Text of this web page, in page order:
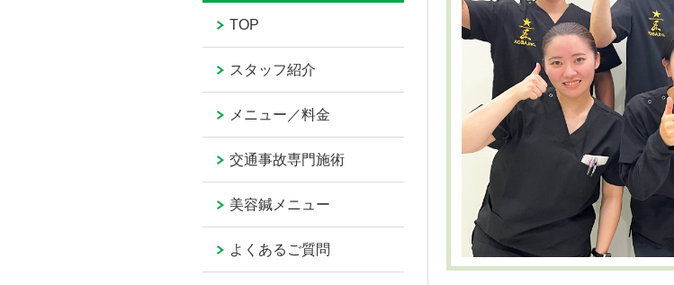
TOP
スタッフ紹介
メニュー／料金
交通事故専門施術
美容鍼メニュー
よくあるご質問